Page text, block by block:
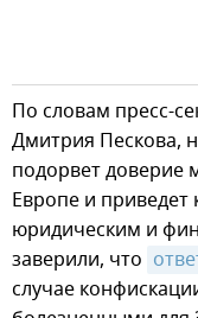
По словам пресс-
Дмитрия Пескова,
подорвет доверие
Европе и приведет
юридическим и
заверили, что
случае